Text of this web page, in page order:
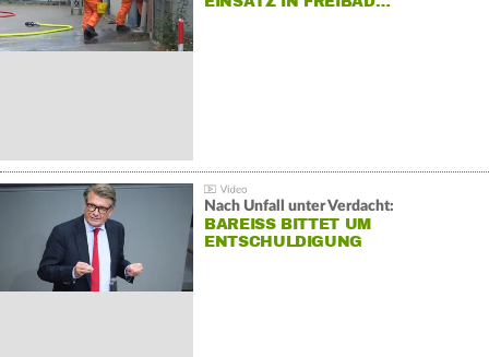
Nach Unfall unter Verdacht:
BAREISS BITTET UM E
NTSCHULDIGUNG